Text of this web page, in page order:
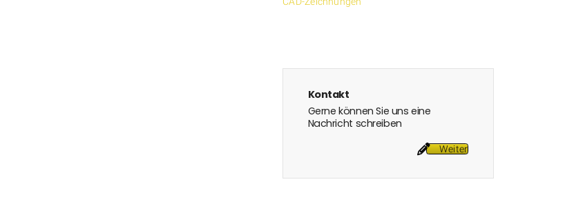
Kontakt
Gerne können Sie uns eine
Nachricht schreiben
Weiter